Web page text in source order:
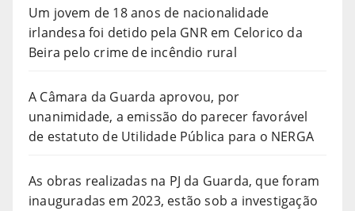
Um jovem de 18 anos de nacionalidade
irlandesa foi detido pela GNR em Celorico da
Beira pelo crime de incêndio rural
A Câmara da Guarda aprovou, por
unanimidade, a emissão do parecer favorável
de estatuto de Utilidade Pública para o NERGA
As obras realizadas na PJ da Guarda, que foram
inauguradas em 2023, estão sob a investigação